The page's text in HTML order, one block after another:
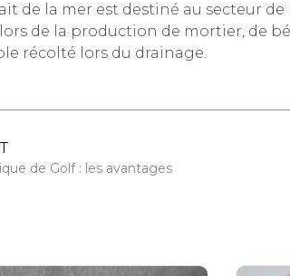
de la mer est destiné au secteur
de la production de mortier, de
récolté lors du drainage.
de Golf : les avantages